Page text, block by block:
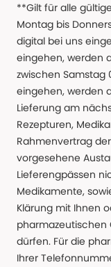
**Gilt für alle
Montag bis
digital bei uns
eingehen, werden
zwischen Samstag
eingehen, werden
Lieferung am
Rezepturen,
Rahmenvertrag
vorgesehene
Lieferengpässen
Medikamente,
Klärung mit Ihnen
dürfen. Für die
Ihrer